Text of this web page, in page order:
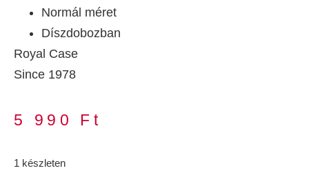
Normál méret
Díszdobozban
Royal Case
Since 1978
5 990 Ft
1 készleten